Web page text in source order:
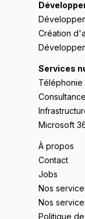
Création
Services
Téléphonie
Microsoft
À propos
Contact
Jobs
Nos
Nos
Politique